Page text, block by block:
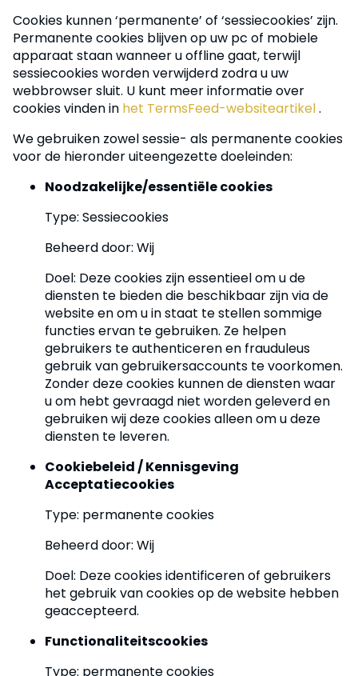
Cookies kunnen ‘permanente’ of ‘sessiecookies’ zijn.
Permanente cookies blijven op uw pc of mobiele
apparaat staan ​​wanneer u offline gaat, terwijl
sessiecookies worden verwijderd zodra u uw
webbrowser sluit. U kunt meer informatie over
cookies vinden in het TermsFeed-websiteartikel.
We gebruiken zowel sessie- als permanente cookies
voor de hieronder uiteengezette doeleinden:
Noodzakelijke/essentiële cookies
Type: Sessiecookies
Beheerd door: Wij
Doel: Deze cookies zijn essentieel om u de
diensten te bieden die beschikbaar zijn via de
website en om u in staat te stellen sommige
functies ervan te gebruiken. Ze helpen
gebruikers te authenticeren en frauduleus
gebruik van gebruikersaccounts te voorkomen.
Zonder deze cookies kunnen de diensten waar
u om hebt gevraagd niet worden geleverd en
gebruiken wij deze cookies alleen om u deze
diensten te leveren.
Cookiebeleid / Kennisgeving
Acceptatiecookies
Type: permanente cookies
Beheerd door: Wij
Doel: Deze cookies identificeren of gebruikers
het gebruik van cookies op de website hebben
geaccepteerd.
Functionaliteitscookies
Type: permanente cookies